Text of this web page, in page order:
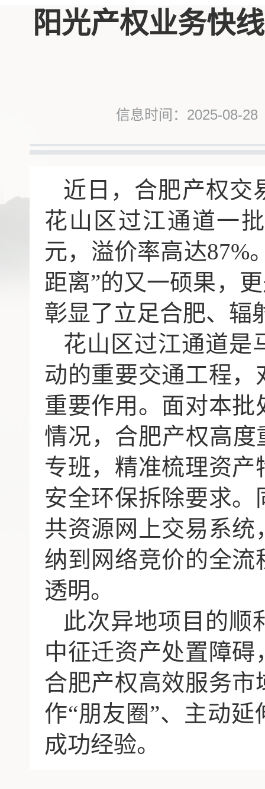
阳光产权业务快
信息时间：2025-08-28
近日，合肥产权交
花山区过江通道一
元，溢价率高达87%
距离”的又一硕果，
彰显了立足合肥、辐
花山区过江通道是
动的重要交通工程
重要作用。面对本
情况，合肥产权高
专班，精准梳理资
安全环保拆除要求
共资源网上交易系
纳到网络竞价的全
透明。
此次异地项目的顺
中征迁资产处置障
合肥产权高效服务
作“朋友圈”、主动
成功经验。